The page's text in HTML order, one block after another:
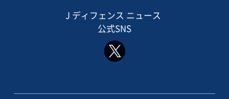
J ディフェンス ニュース
公式SNS